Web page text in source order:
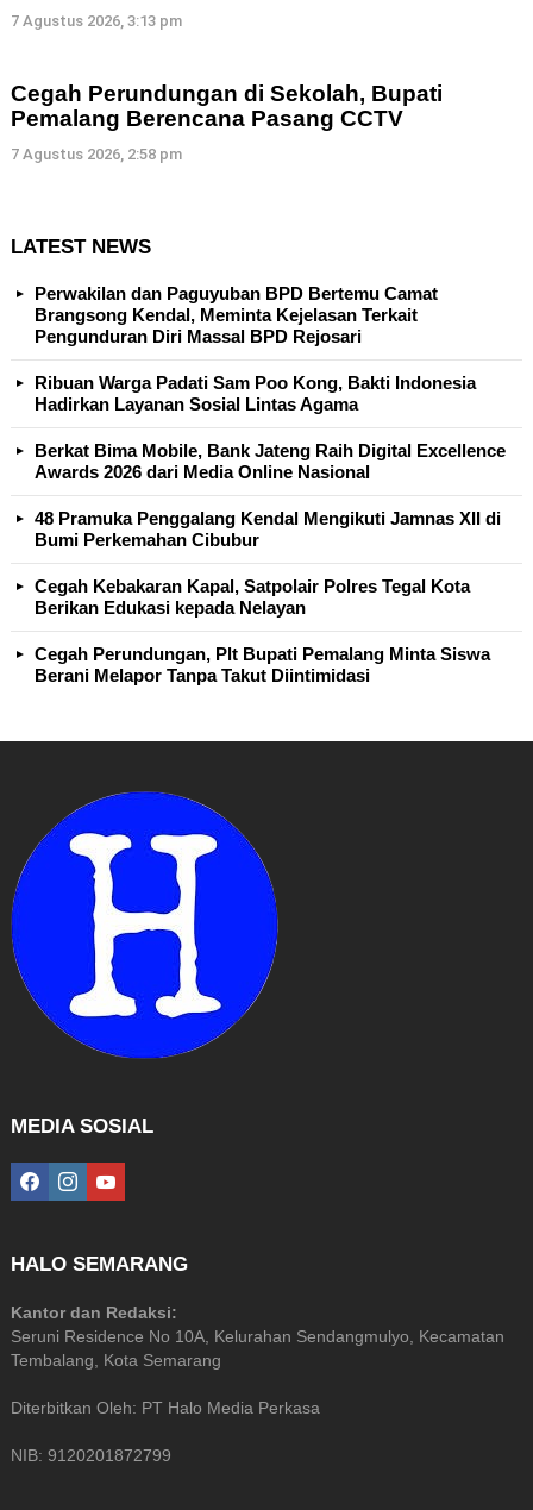
7 Agustus 2026, 3:13 pm
Cegah Perundungan di Sekolah, Bupati
Pemalang Berencana Pasang CCTV
7 Agustus 2026, 2:58 pm
LATEST NEWS
Perwakilan dan Paguyuban BPD Bertemu Camat
Brangsong Kendal, Meminta Kejelasan Terkait
Pengunduran Diri Massal BPD Rejosari
Ribuan Warga Padati Sam Poo Kong, Bakti Indonesia
Hadirkan Layanan Sosial Lintas Agama
Berkat Bima Mobile, Bank Jateng Raih Digital Excellence
Awards 2026 dari Media Online Nasional
48 Pramuka Penggalang Kendal Mengikuti Jamnas XII di
Bumi Perkemahan Cibubur
Cegah Kebakaran Kapal, Satpolair Polres Tegal Kota
Berikan Edukasi kepada Nelayan
Cegah Perundungan, Plt Bupati Pemalang Minta Siswa
Berani Melapor Tanpa Takut Diintimidasi
MEDIA SOSIAL
facebookinstagramyoutube
HALO SEMARANG
Kantor dan Redaksi:
Seruni Residence No 10A, Kelurahan Sendangmulyo, Kecamatan
Tembalang, Kota Semarang
Diterbitkan Oleh: PT Halo Media Perkasa
NIB: 9120201872799